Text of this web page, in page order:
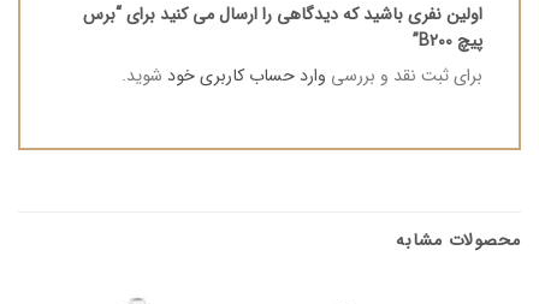
اولین نفری باشید که دیدگاهی را ارسال می کنید برای “برس
پیچ B200”
برای ثبت نقد و بررسی وارد حساب کاربری خود شوید.
محصولات مشابه